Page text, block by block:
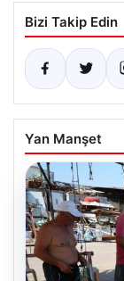
Bizi Takip Edin
Yan Manşet